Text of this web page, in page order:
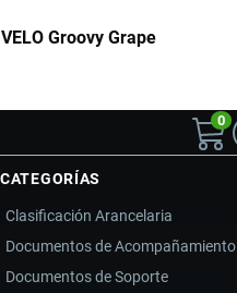
VELO Groovy Grape
0
CATEGORÍAS
Clasificación Arancelaria
Documentos de Acompañamiento
Documentos de Soporte